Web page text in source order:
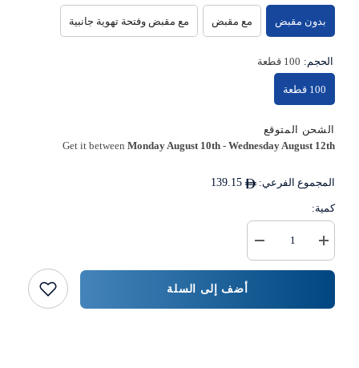
بدون مقبض مع مقبض مع مقبض وفتحة تهوية جانبية
الحجم: 100 قطعة
100 قطعة
الشحن المتوقع
Get it betweenMonday August 10th -Wednesday August 12th
المجموع الفرعي: 139.15
كمية:
كمية
{{
المنتج
زيادة
كمية
Kraft
أضف إلى السلة